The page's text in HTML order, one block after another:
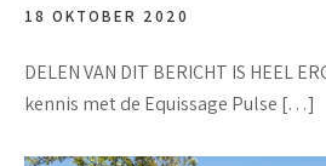
18 OKTOBER 2020
DELEN VAN DIT BERICHT IS HEEL
kennis met de Equissage Pulse […]